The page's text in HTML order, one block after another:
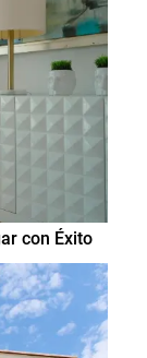
con Éxito